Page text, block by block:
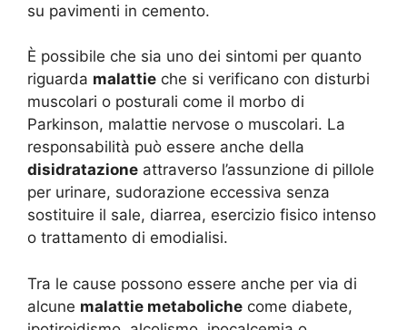
su pavimenti in cemento.
È possibile che sia uno dei sintomi per quanto
riguarda malattie che si verificano con disturbi
muscolari o posturali come il morbo di
Parkinson, malattie nervose o muscolari. La
responsabilità può essere anche della
disidratazione attraverso l’assunzione di pillole
per urinare, sudorazione eccessiva senza
sostituire il sale, diarrea, esercizio fisico intenso
o trattamento di emodialisi.
Tra le cause possono essere anche per via di
alcune malattie metaboliche come diabete,